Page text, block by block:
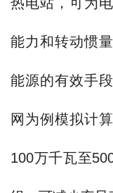
热电站，可为
能力和转动惯
能源的有效手
网为例模拟计
100万千瓦至